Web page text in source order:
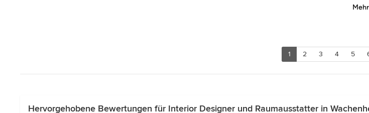
Mehr
1 2 3 4 5
Hervorgehobene Bewertungen für Interior Designer und Raumausstatter in